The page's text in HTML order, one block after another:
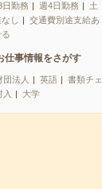
日勤務 週4日勤務
土
し
交通費別途支給あ
仕事情報をさがす
団法人 英語
書類チェ
入 大学